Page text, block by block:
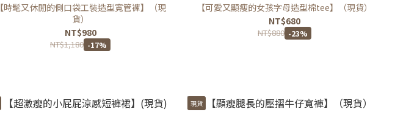
【時髦又休閒的側口袋工裝造型寬管褲】（現
貨）
NT$980
NT$1,180 -17%
【可愛又顯瘦的女孩字母造型棉tee】（現貨）
NT$680
NT$880 -23%
現貨